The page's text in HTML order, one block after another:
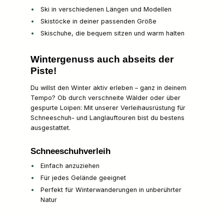
Ski in verschiedenen Längen und Modellen
Skistöcke in deiner passenden Größe
Skischuhe, die bequem sitzen und warm halten
Wintergenuss auch abseits der
Piste!
Du willst den Winter aktiv erleben – ganz in deinem
Tempo? Ob durch verschneite Wälder oder über
gespurte Loipen: Mit unserer Verleihausrüstung für
Schneeschuh- und Langlauftouren bist du bestens
ausgestattet.
Schneeschuhverleih
Einfach anzuziehen
Für jedes Gelände geeignet
Perfekt für Winterwanderungen in unberührter
Natur